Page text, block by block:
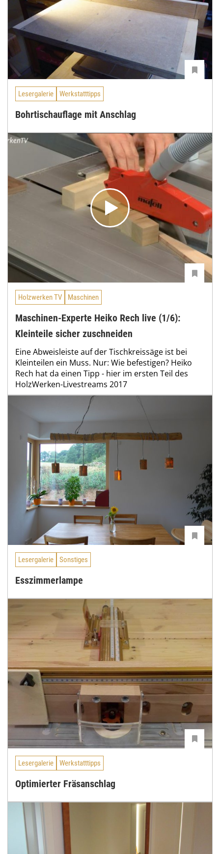
Lesergalerie Werkstatttipps
Bohrtischauflage mit Anschlag
Holzwerken TV Maschinen
Maschinen-Experte Heiko Rech live (1/6):
Kleinteile sicher zuschneiden
Eine Abweisleiste auf der Tischkreissäge ist bei
Kleinteilen ein Muss. Nur: Wie befestigen? Heiko
Rech hat da einen Tipp - hier im ersten Teil des
HolzWerken-Livestreams 2017
Lesergalerie Sonstiges
Esszimmerlampe
Lesergalerie Werkstatttipps
Optimierter Fräsanschlag